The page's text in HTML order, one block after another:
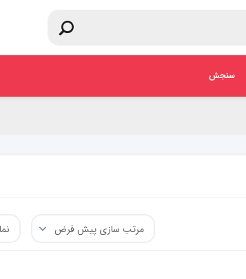
سنجش